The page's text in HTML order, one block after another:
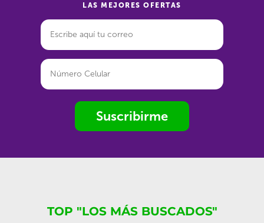
LAS MEJORES OFERTAS
Suscribirme
TOP "LOS MÁS BUSCADOS"